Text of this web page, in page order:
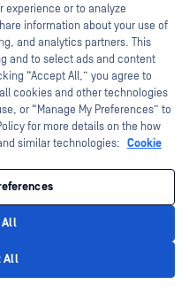
Server für die
Ingenieurwesen
or to analyze
information about your use of
and analytics partners. This
and to select ads and content
“Accept All,” you agree to
cookies and other technologies
or “Manage My Preferences” to
for more details on the how
similar technologies: Cookie
All
All
virtual assistant.
you secure what's critical